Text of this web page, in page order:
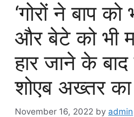
‘गोरों ने बाप को
और बेटे को भी
हार जाने के
शोएब अख्तर
November 16, 2022 by admin